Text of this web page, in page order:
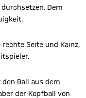
Dem
Seite und Kainz,
Ball aus dem
der Kopfball von